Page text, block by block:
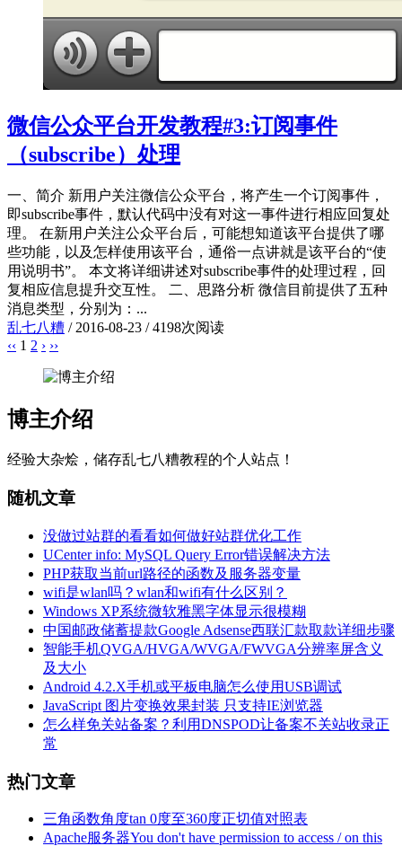
微信公众平台开发教程#3:订阅事件
（subscribe）处理
一、简介 新用户关注微信公众平台，将产生一个订阅事件，
即subscribe事件，默认代码中没有对这一事件进行相应回复处
理。 在新用户关注公众平台后，可能想知道该平台提供了哪
些功能，以及怎样使用该平台，通俗一点讲就是该平台的“使
用说明书”。 本文将详细讲述对subscribe事件的处理过程，回
复相应信息提升交互性。 二、思路分析 微信目前提供了五种
消息类型，分别为：...
乱七八糟 / 2016-08-23 / 4198次阅读
‹‹ 1 2 › ››
博主介绍
经验大杂烩，储存乱七八糟教程的个人站点！
随机文章
没做过站群的看看如何做好站群优化工作
UCenter info: MySQL Query Error错误解决方法
PHP获取当前url路径的函数及服务器变量
wifi是wlan吗？wlan和wifi有什么区别？
Windows XP系统微软雅黑字体显示很模糊
中国邮政储蓄提款Google Adsense西联汇款取款详细步骤
智能手机QVGA/HVGA/WVGA/FWVGA分辨率屏含义
及大小
Android 4.2.X手机或平板电脑怎么使用USB调试
JavaScript 图片变换效果封装 只支持IE浏览器
怎么样免关站备案？利用DNSPOD让备案不关站收录正
常
热门文章
三角函数角度tan 0度至360度正切值对照表
Apache服务器You don't have permission to access / on this